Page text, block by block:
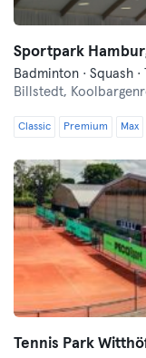
Sportpark
Badminton · Squash ·
Billstedt,
Classic Premium Max
Tennis Park